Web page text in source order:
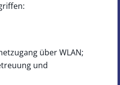
über WLAN;
und